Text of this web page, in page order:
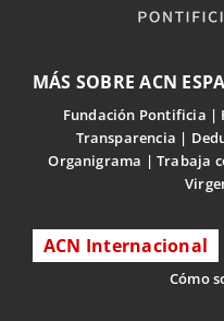
MÁS SOBRE ACN
Fundación Pontificia
Transparencia
Organigrama
Trabaja
ACN Internacional
Cómo